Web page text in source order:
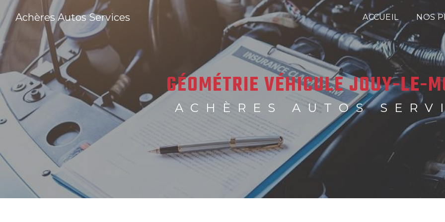
Achères Autos Services ACCUEIL NOS
GÉOMÉTRIE VÉHICULE JOUY-LE-
ACHÈRES AUTOS
Panneau de gestion des cookies